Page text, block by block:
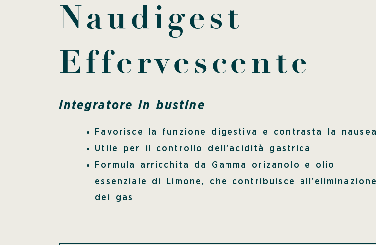
Naudigest
Effervescente
Integratore in bustine
Favorisce la funzione digestiva e contrasta la nausea
Utile per il controllo dell’acidità gastrica
Formula arricchita da Gamma orizanolo e olio
essenziale di Limone, che contribuisce all’eliminazione
dei gas